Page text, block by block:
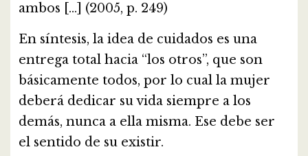
ambos […] (2005, p. 249)
En síntesis, la idea de cuidados es una
entrega total hacia “los otros”, que son
básicamente todos, por lo cual la mujer
deberá dedicar su vida siempre a los
demás, nunca a ella misma. Ese debe ser
el sentido de su existir.